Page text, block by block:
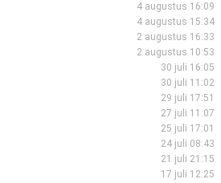
4 augustus 16:09
4 augustus 15:34
2 augustus 16:33
2 augustus 10:53
30 juli 16:05
30 juli 11:02
29 juli 17:51
27 juli 11:07
25 juli 17:01
24 juli 08:43
21 juli 21:15
17 juli 12:25